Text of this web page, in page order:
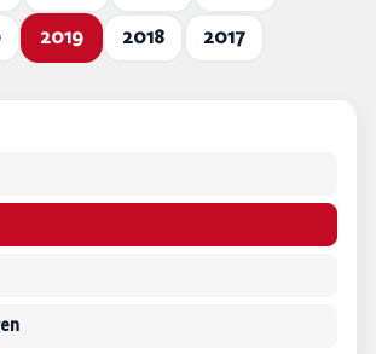
2019 2018 2017